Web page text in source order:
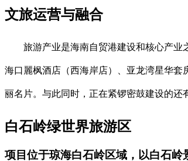
文旅运营与融合
旅游产业是海南自贸港建设和核心产业
海口麗枫酒店（西海岸店）、亚龙湾星华套
丽名片。与此同时，正在紧锣密鼓建设的还
白石岭绿世界旅游区
项目位于琼海白石岭区域，以白石